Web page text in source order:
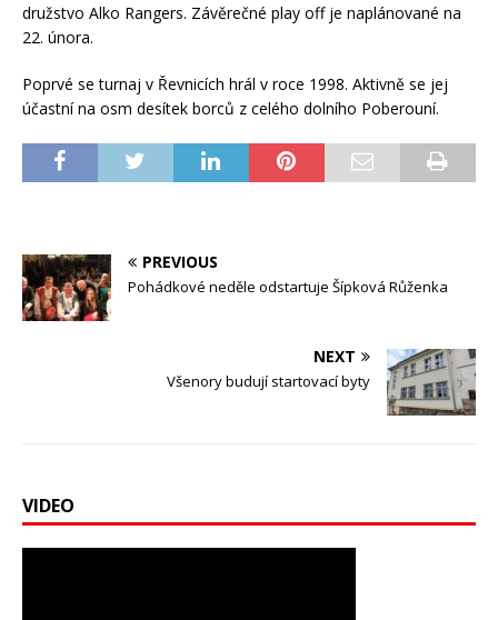
družstvo Alko Rangers. Závěrečné play off je naplánované na
22. února.
Poprvé se turnaj v Řevnicích hrál v roce 1998. Aktivně se jej
účastní na osm desítek borců z celého dolního Poberouní.
PREVIOUS
Pohádkové neděle odstartuje Šípková Růženka
NEXT
Všenory budují startovací byty
VIDEO